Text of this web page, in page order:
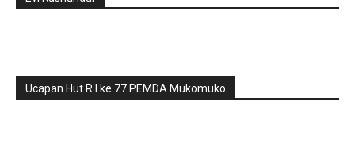
Ucapan Hut R.I ke 77 PEMDA Mukomuko